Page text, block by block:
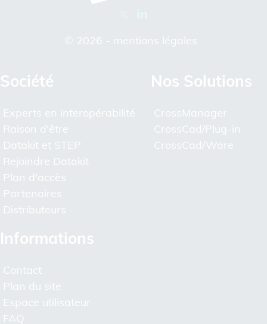
© 2026 - mentions légales
Société
Experts en interopérabilité
Raison d'être
Datakit et STEP
Rejoindre Datakit
Plan d'accès
Partenaires
Distributeurs
Nos Solutions
CrossManager
CrossCad/Plug-in
CrossCad/Ware
Informations
Contact
Plan du site
Espace utilisateur
FAQ